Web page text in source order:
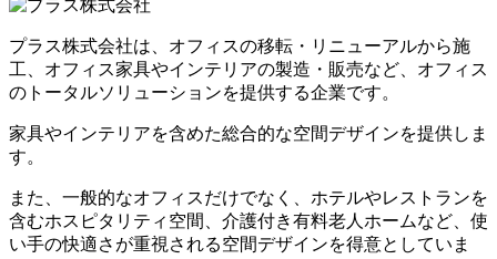
プラス株式会社は、オフィスの移転・リニューアルから施
工、オフィス家具やインテリアの製造・販売など、オフィス
のトータルソリューションを提供する企業です。
家具やインテリアを含めた総合的な空間デザインを提供しま
す。
また、一般的なオフィスだけでなく、 ホテルやレストランを
含むホスピタリティ空間、介護付き有料老人ホームなど、使
い手の快適さが重視される空間デザインを得意としていま